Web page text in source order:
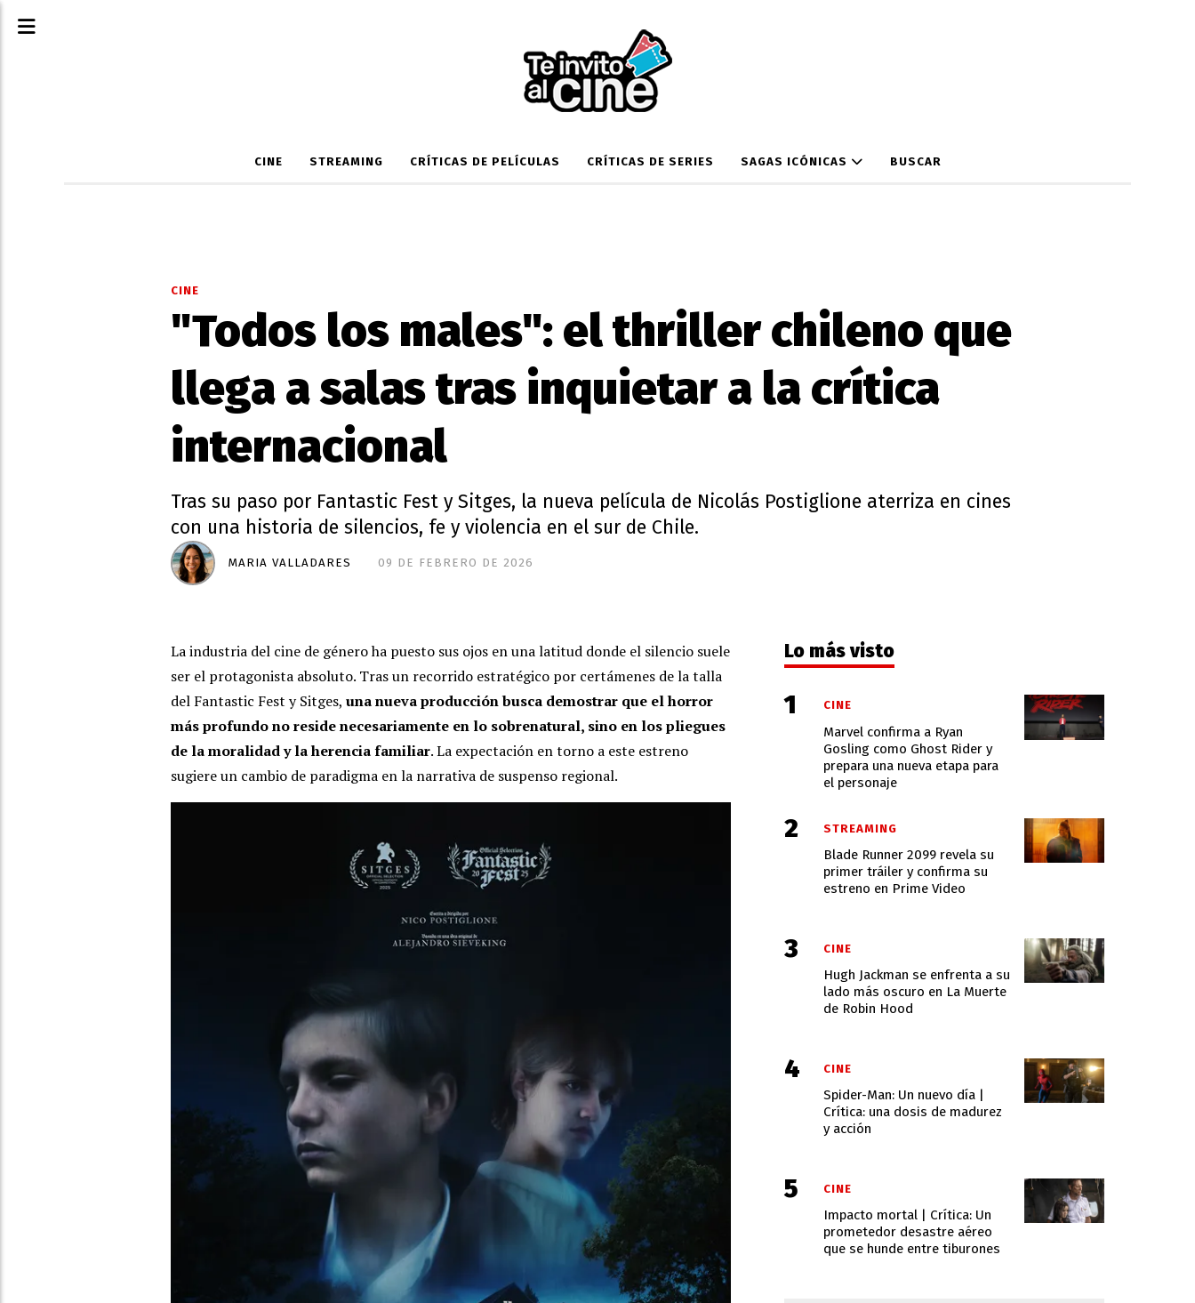
CINE STREAMING CRÍTICAS DE PELÍCULAS CRÍTICAS DE SERIES SAGAS ICÓNICAS BUSCAR
"Todos los males": el thriller chileno que
llega a salas tras inquietar a la crítica
internacional
Tras su paso por Fantastic Fest y Sitges, la nueva película de Nicolás Postiglione aterriza en cines
con una historia de silencios, fe y violencia en el sur de Chile.
CINE
09 DE FEBRERO DE 2026
MARIA VALLADARES
La industria del cine de género ha puesto sus ojos en una latitud donde el silencio suele
ser el protagonista absoluto. Tras un recorrido estratégico por certámenes de la talla
del Fantastic Fest y Sitges, una nueva producción busca demostrar que el horror
más profundo no reside necesariamente en lo sobrenatural, sino en los pliegues
de la moralidad y la herencia familiar. La expectación en torno a este estreno
sugiere un cambio de paradigma en la narrativa de suspenso regional.
Lo más visto
Marvel confirma a Ryan
Gosling como Ghost Rider y
prepara una nueva etapa para
el personaje
CINE
Blade Runner 2099 revela su
primer tráiler y confirma su
estreno en Prime Video
STREAMING
Hugh Jackman se enfrenta a su
lado más oscuro en La Muerte
de Robin Hood
CINE
Spider-Man: Un nuevo día |
Crítica: una dosis de madurez
y acción
CINE
Impacto mortal | Crítica: Un
prometedor desastre aéreo
que se hunde entre tiburones
CINE